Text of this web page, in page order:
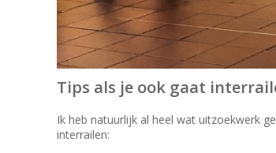
Tips als je ook gaat
Ik heb natuurlijk al heel wat uitzoekwerk
interrailen: